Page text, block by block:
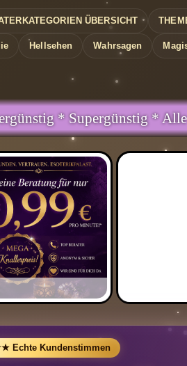
ÜBERSICHT
Hellsehen Wahrsagen
Netze gleicher Preis *
Kundenstimmen
VOLTAN,